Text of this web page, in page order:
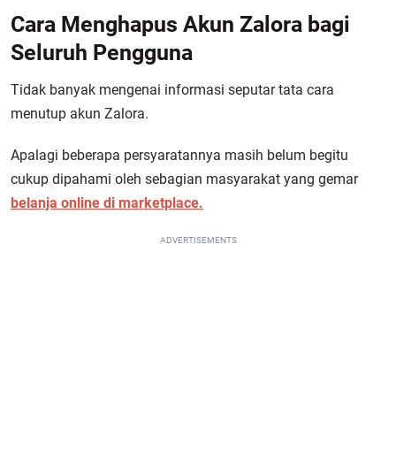
Cara Menghapus Akun Zalora bagi
Seluruh Pengguna
Tidak banyak mengenai informasi seputar tata cara
menutup akun Zalora.
Apalagi beberapa persyaratannya masih belum begitu
cukup dipahami oleh sebagian masyarakat yang gemar
belanja online di marketplace.
ADVERTISEMENTS